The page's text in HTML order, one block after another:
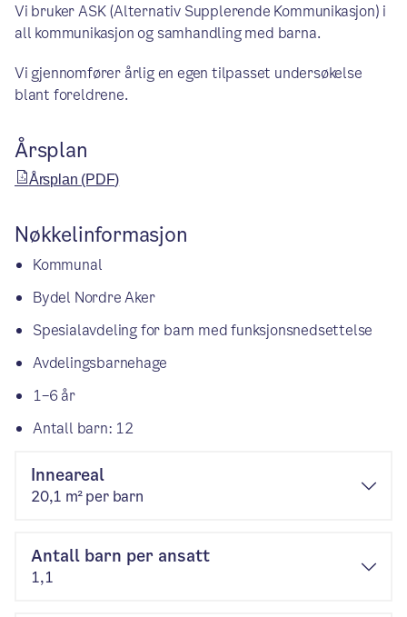
Vi bruker ASK (Alternativ Supplerende Kommunikasjon) i
all kommunikasjon og samhandling med barna.
Vi gjennomfører årlig en egen tilpasset undersøkelse
blant foreldrene.
Årsplan
Årsplan (PDF)
Nøkkelinformasjon
Kommunal
Bydel Nordre Aker
Spesialavdeling for barn med funksjonsnedsettelse
Avdelingsbarnehage
1–6 år
Antall barn: 12
Inneareal
20,1 m² per barn
Antall barn per ansatt
1,1